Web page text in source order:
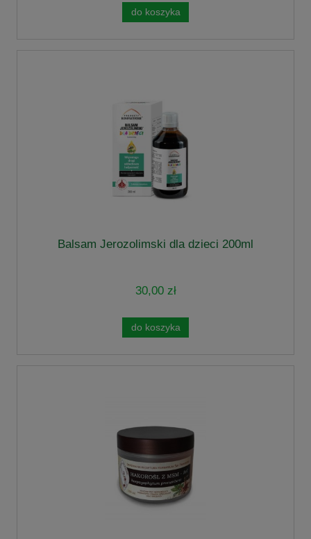
do koszyka
Balsam Jerozolimski dla dzieci 200ml
30,00 zł
do koszyka